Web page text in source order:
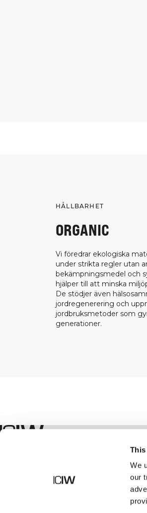
We
our
HÅLLBARHET
ORGANIC
Vi föredrar ekologiska
under strikta regler utan
bekämpningsmedel och
hjälper till att minska
De stödjer även
jordregenerering och
jordbruksmetoder som
generationer.